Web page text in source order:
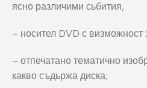
ясно различими сьбития;
– носител DVD с визможност
– отпечатано тематично
какво съдьржа диска;